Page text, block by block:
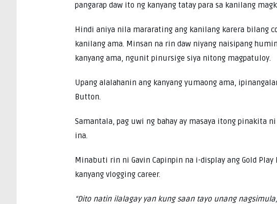
pangarap daw ito ng kanyang tatay para sa kanilang
Hindi aniya nila mararating ang kanilang karera bilang
kanilang ama. Minsan na rin daw niyang naisipang
kanyang ama, ngunit pinursige siya nitong magpatuloy.
Upang alalahanin ang kanyang yumaong ama,
Button.
Samantala, pag uwi ng bahay ay masaya itong pinakita
ina.
Minabuti rin ni Gavin Capinpin na i-display ang Gold
kanyang vlogging career.
“Dito natin ilalagay yan kung saan tayo unang